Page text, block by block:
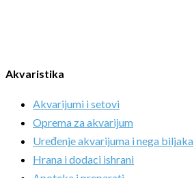
Akvaristika
Akvarijumi i setovi
Oprema za akvarijum
Uređenje akvarijuma i nega biljaka
Hrana i dodaci ishrani